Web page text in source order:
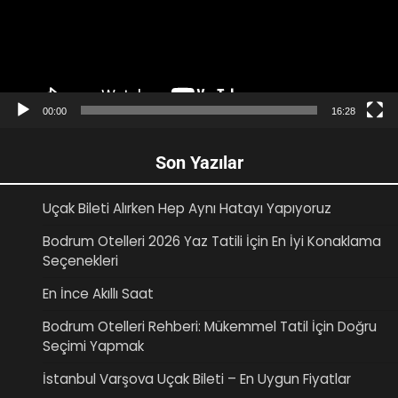
00:00 16:28
Son Yazılar
Uçak Bileti Alırken Hep Aynı Hatayı Yapıyoruz
Bodrum Otelleri 2026 Yaz Tatili İçin En İyi Konaklama
Seçenekleri
En İnce Akıllı Saat
Bodrum Otelleri Rehberi: Mükemmel Tatil İçin Doğru
Seçimi Yapmak
İstanbul Varşova Uçak Bileti – En Uygun Fiyatlar